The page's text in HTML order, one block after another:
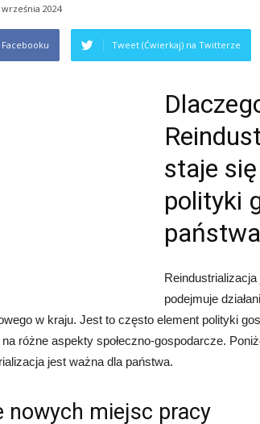
września 2024
Tweet (Ćwierkaj) na Twitterze
staje
polityki
podejmuje
w kraju. Jest to często element polityki
różne aspekty społeczno-gospodarcze.
jest ważna dla państwa.
nowych miejsc pracy